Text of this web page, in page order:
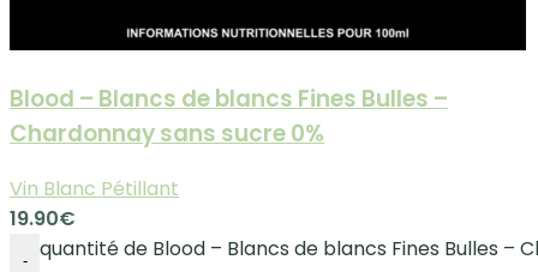
Blood – Blancs de blancs Fines Bulles –
Chardonnay sans sucre 0%
Vin Blanc Pétillant
19.90€
-
quantité de Blood – Blancs de blancs Fines Bulles –